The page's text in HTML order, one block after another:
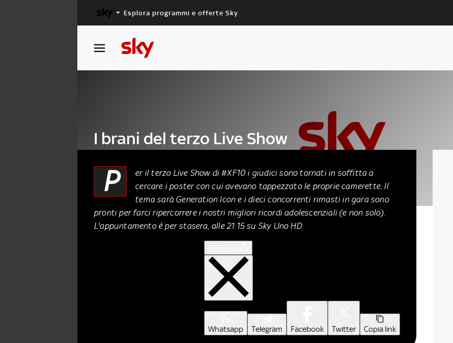
Esplora programmi e offerte Sky
I brani del terzo Live Show
10 Novembre 2016
P
er il terzo Live Show di #XF10 i giudici sono tornati in soffitta a
cercare i poster con cui avevano tappezzato le proprie camerette. Il
tema sarà Generation Icon e i dieci concorrenti rimasti in gara sono
pronti per farci ripercorrere i nostri migliori ricordi adolescenziali (e non solo).
L'appuntamento è per stasera, alle 21:15 su Sky Uno HD
Whatsapp Telegram Facebook Twitter Copia link